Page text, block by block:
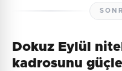
Henüz yorum
Dokuz Eylül
kadrosunu